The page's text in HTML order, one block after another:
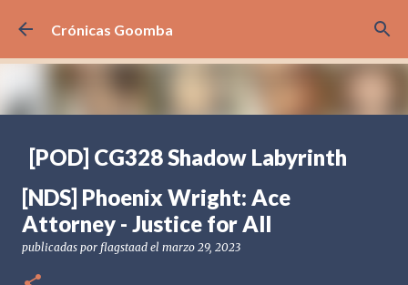
Ir al contenido principal
Crónicas Goomba
[POD] CG328 Shadow Labyrinth
[PS5] PLAYSTATION 5 BANDAI NAMCO
SHADOW LABYRINTH
[NDS] Phoenix Wright: Ace
Attorney - Justice for All
publicadas por flagstaad el marzo 29, 2023